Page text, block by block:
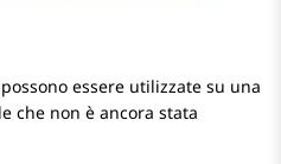
essere utilizzate su una
che non è ancora stata